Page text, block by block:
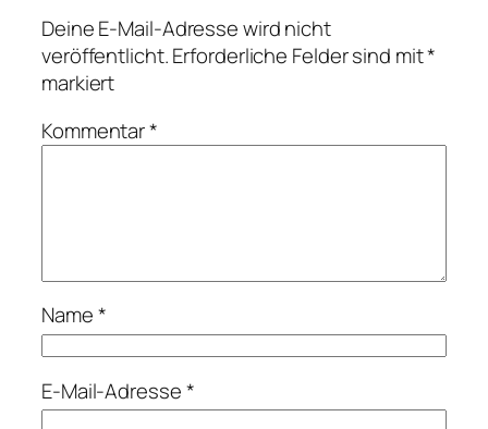
Deine E-Mail-Adresse wird nicht
veröffentlicht.Erforderliche Felder sind mit*
markiert
Kommentar*
Name*
E-Mail-Adresse*